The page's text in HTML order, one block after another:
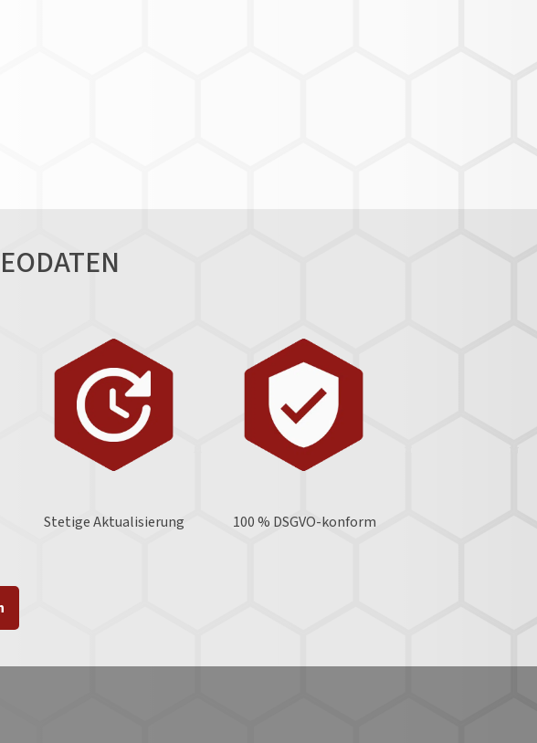
Stetige Aktualisierung 100 % DSGVO-konform